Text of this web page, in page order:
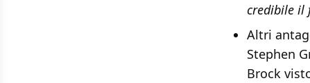
credibile il
Altri
Stephen
Brock